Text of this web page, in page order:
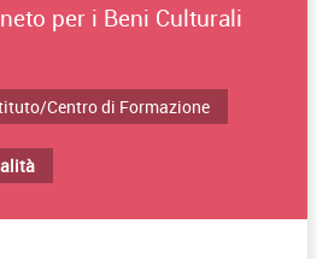
per i Beni Culturali
Centro di Formazione